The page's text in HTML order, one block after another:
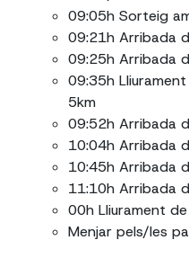
09:05h Sorteig
09:21h Arribada
09:25h Arribada
09:35h
5km
09:52h Arribada
10:04h Arribada
10:45h Arribada
11:10h Arribada
00h Lliurament
Menjar pels/les